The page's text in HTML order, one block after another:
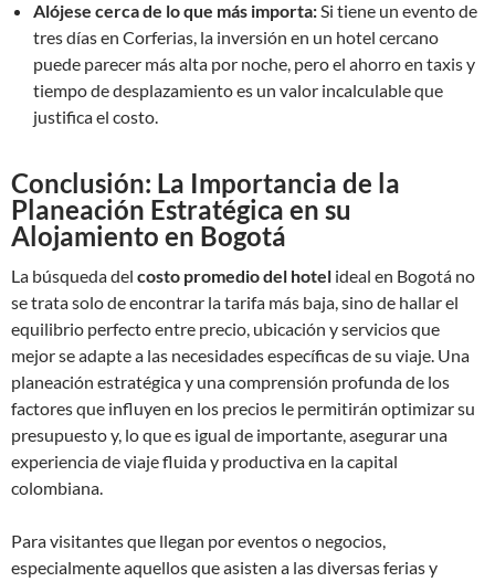
Alójese cerca de lo que más importa:Si tiene un evento de
tres días en Corferias, la inversión en un hotel cercano
puede parecer más alta por noche, pero el ahorro en taxis y
tiempo de desplazamiento es un valor incalculable que
justifica el costo.
Conclusión: La Importancia de la
Planeación Estratégica en su
Alojamiento en Bogotá
La búsqueda del costo promedio del hotel ideal en Bogotá no
se trata solo de encontrar la tarifa más baja, sino de hallar el
equilibrio perfecto entre precio, ubicación y servicios que
mejor se adapte a las necesidades específicas de su viaje. Una
planeación estratégica y una comprensión profunda de los
factores que influyen en los precios le permitirán optimizar su
presupuesto y, lo que es igual de importante, asegurar una
experiencia de viaje fluida y productiva en la capital
colombiana.
Para visitantes que llegan por eventos o negocios,
especialmente aquellos que asisten a las diversas ferias y